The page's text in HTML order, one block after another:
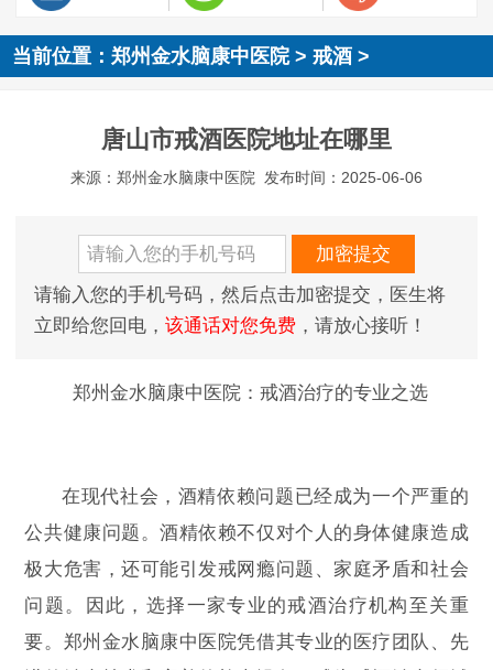
当前位置：郑州金水脑康中医院>戒酒 >
唐山市戒酒医院地址在哪里
来源：郑州金水脑康中医院 发布时间：2025-06-06
请输入您的手机号码，然后点击加密提交，医生将
立即给您回电， 该通话对您免费，请放心接听！
郑州金水脑康中医院：戒酒治疗的专业之选
在现代社会，酒精依赖问题已经成为一个严重的
公共健康问题。酒精依赖不仅对个人的身体健康造成
极大危害，还可能引发戒网瘾问题、家庭矛盾和社会
问题。因此，选择一家专业的戒酒治疗机构至关重
要。郑州金水脑康中医院凭借其专业的医疗团队、先